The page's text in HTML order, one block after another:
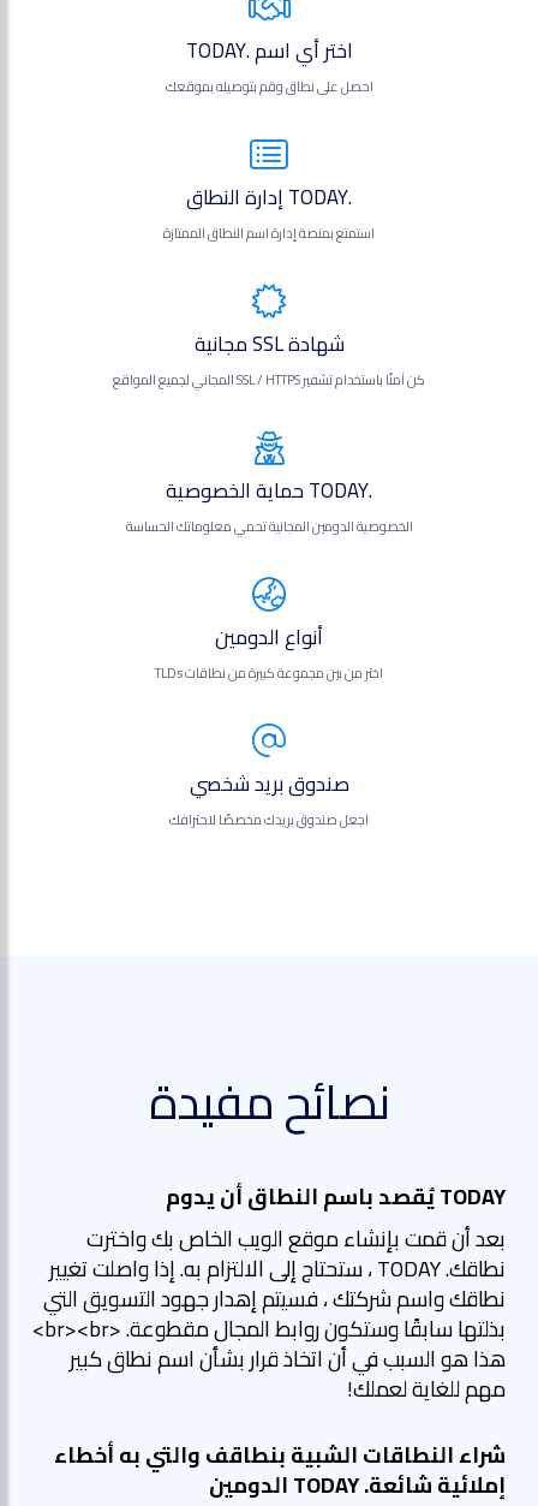
اختر أي اسم .TODAY
احصل على نطاق وقم بتوصيله بموقعك
.TODAY إدارة النطاق
استمتع بمنصة إدارة اسم النطاق الممتازة
شهادة SSL مجانية
كن آمنًا باستخدام تشفير SSL / HTTPS المجاني لجميع المواقع
.TODAY حماية الخصوصية
الخصوصية الدومين المجانية تحمي معلوماتك الحساسة
أنواع الدومين
اختر من بين مجموعة كبيرة من نطاقات TLDs
صندوق بريد شخصي
اجعل صندوق بريدك مخصصًا لاحترافك
نصائح مفيدة
TODAY يُقصد باسم النطاق أن يدوم
بعد أن قمت بإنشاء موقع الويب الخاص بك واخترت
نطاقك. TODAY ، ستحتاج إلى الالتزام به. إذا واصلت تغيير
نطاقك واسم شركتك ، فسيتم إهدار جهود التسويق التي
بذلتها سابقًا وستكون روابط المجال مقطوعة. <br><br>
هذا هو السبب في أن اتخاذ قرار بشأن اسم نطاق كبير
مهم للغاية لعملك!
شراء النطاقات الشبية بنطاقف والتي به أخطاء
إملائية شائعة. TODAY الدومين